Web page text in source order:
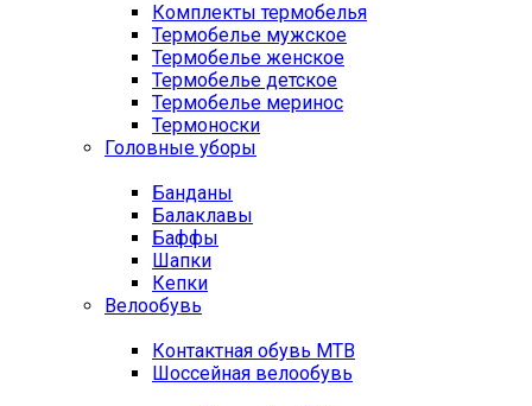
Комплекты термобелья
Термобелье мужское
Термобелье женское
Термобелье детское
Термобелье меринос
Термоноски
Головные уборы
Банданы
Балаклавы
Баффы
Шапки
Кепки
Велообувь
Контактная обувь MTB
Шоссейная велообувь